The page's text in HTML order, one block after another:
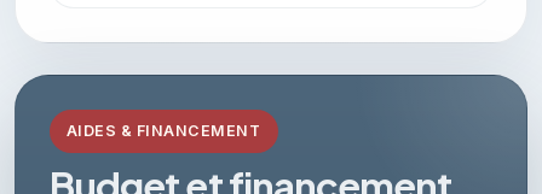
AIDES & FINANCEMENT